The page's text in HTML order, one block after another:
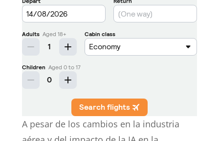
A pesar de los cambios en la industria